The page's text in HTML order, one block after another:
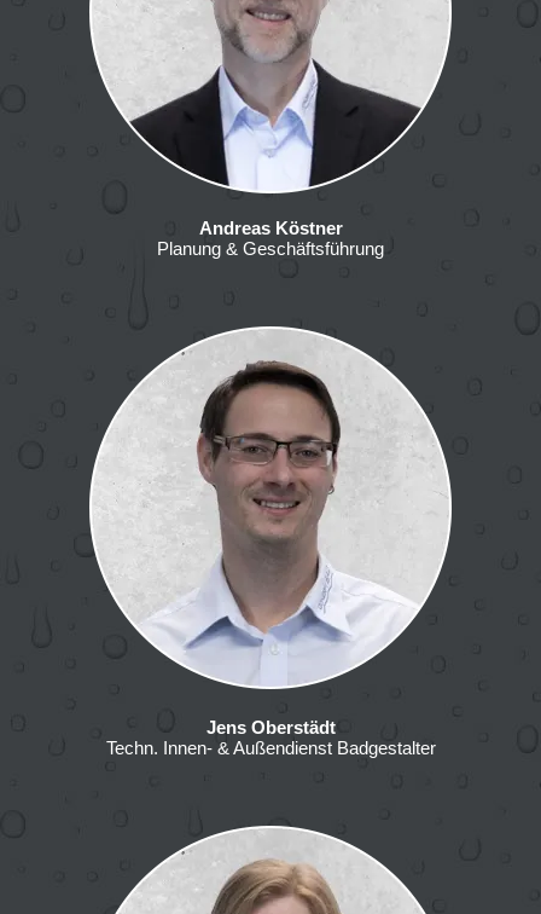
Andreas Köstner
Planung & Geschäftsführung
Jens Oberstädt
Techn. Innen- & Außendienst Badgestalter